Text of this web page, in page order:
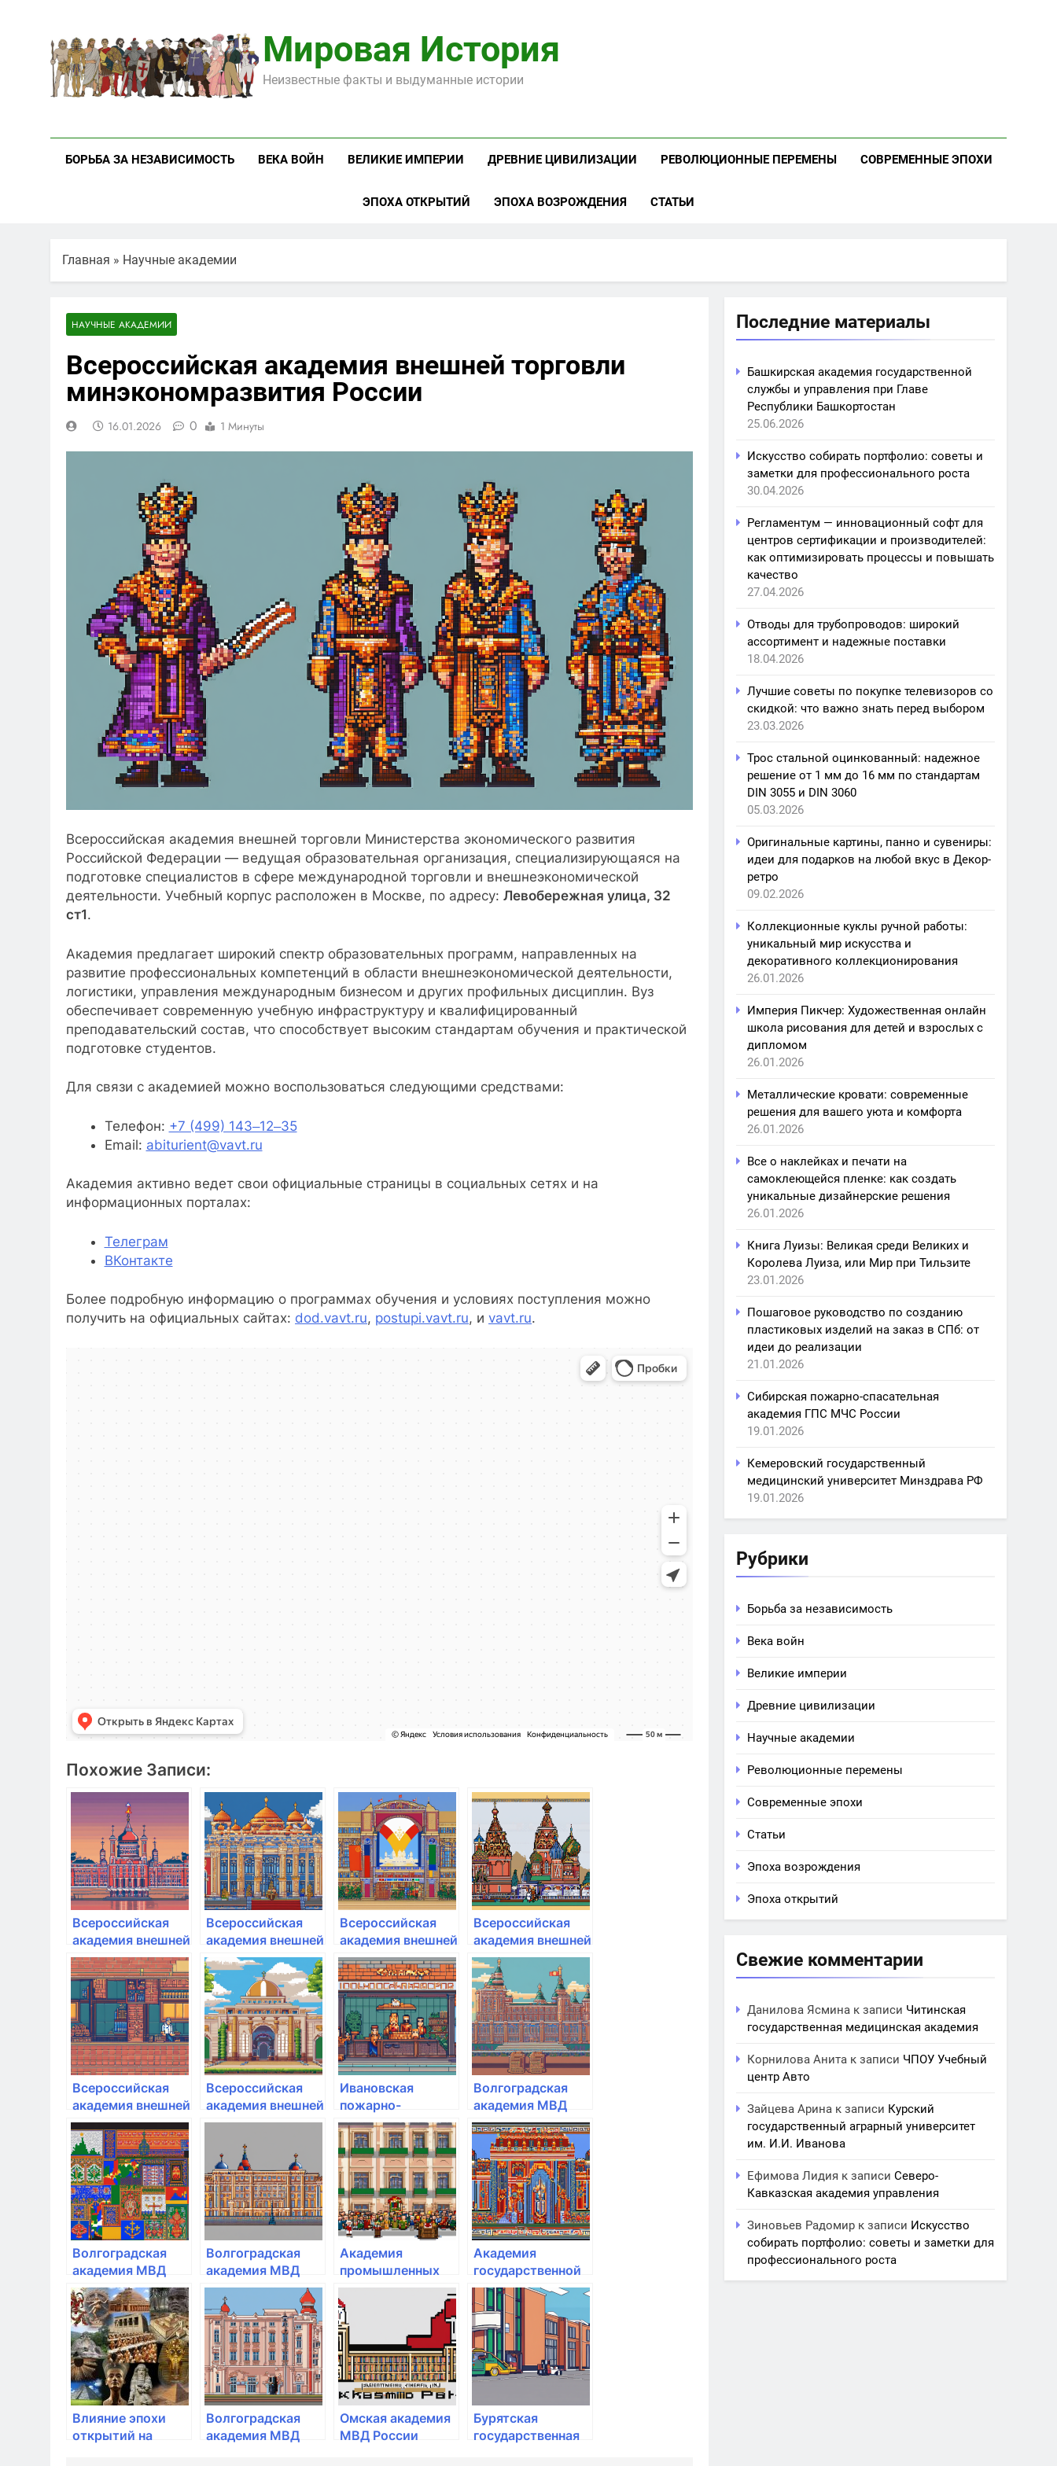
содержимому
Мировая История
Неизвестные факты и выдуманные истории
БОРЬБА ЗА НЕЗАВИСИМОСТЬ ВЕКА ВОЙН ВЕЛИКИЕ ИМПЕРИИ ДРЕВНИЕ ЦИВИЛИЗАЦИИ РЕВОЛЮЦИОННЫЕ ПЕРЕМЕНЫ СОВРЕМЕННЫЕ ЭПОХИ
ЭПОХА ОТКРЫТИЙ ЭПОХА ВОЗРОЖДЕНИЯ СТАТЬИ
Главная » Научные академии
НАУЧНЫЕ АКАДЕМИИ
Всероссийская академия внешней торговли
минэкономразвития России
16.01.2026 0 1 Минуты
Всероссийская академия внешней торговли Министерства экономического развития
Российской Федерации — ведущая образовательная организация, специализирующаяся на
подготовке специалистов в сфере международной торговли и внешнеэкономической
деятельности. Учебный корпус расположен в Москве, по адресу: Левобережная улица, 32
ст1.
Академия предлагает широкий спектр образовательных программ, направленных на
развитие профессиональных компетенций в области внешнеэкономической деятельности,
логистики, управления международным бизнесом и других профильных дисциплин. Вуз
обеспечивает современную учебную инфраструктуру и квалифицированный
преподавательский состав, что способствует высоким стандартам обучения и практической
подготовке студентов.
Для связи с академией можно воспользоваться следующими средствами:
Телефон: +7 (499) 143‒12‒35
Email: abiturient@vavt.ru
Академия активно ведет свои официальные страницы в социальных сетях и на
информационных порталах:
Телеграм
ВКонтакте
Более подробную информацию о программах обучения и условиях поступления можно
получить на официальных сайтах: dod.vavt.ru, postupi.vavt.ru, и vavt.ru.
Похожие Записи:
Всероссийская
академия внешней
торговли
минэкономразвития
России
Всероссийская
академия внешней
торговли
минэкономразвития
России
Всероссийская
академия внешней
торговли
минэкономразвития
России
Всероссийская
академия внешней
торговли
министерства
экономического
развития РФ
Всероссийская
академия внешней
торговли
министерства
экономического
развития РФ
Всероссийская
академия внешней
торговли
экономического
развития РФ
Ивановская
пожарно-
спасательная
Академия ГПС
МЧС России
Волгоградская
академия МВД
России
Волгоградская
академия МВД
России
Волгоградская
академия МВД
России
Академия
промышленных
технологий
Академия
государственной
противопожарной
службы МЧС
России
Влияние эпохи
открытий на
Волгоградская
академия МВД
Омская академия
МВД России
Бурятская
государственная
Последние материалы
Башкирская академия государственной
службы и управления при Главе
Республики Башкортостан
25.06.2026
Искусство собирать портфолио: советы и
заметки для профессионального роста
30.04.2026
Регламентум — инновационный софт для
центров сертификации и производителей:
как оптимизировать процессы и повышать
качество
27.04.2026
Отводы для трубопроводов: широкий
ассортимент и надежные поставки
18.04.2026
Лучшие советы по покупке телевизоров со
скидкой: что важно знать перед выбором
23.03.2026
Трос стальной оцинкованный: надежное
решение от 1 мм до 16 мм по стандартам
DIN 3055 и DIN 3060
05.03.2026
Оригинальные картины, панно и сувениры:
идеи для подарков на любой вкус в Декор-
ретро
09.02.2026
Коллекционные куклы ручной работы:
уникальный мир искусства и
декоративного коллекционирования
26.01.2026
Империя Пикчер: Художественная онлайн
школа рисования для детей и взрослых с
дипломом
26.01.2026
Металлические кровати: современные
решения для вашего уюта и комфорта
26.01.2026
Все о наклейках и печати на
самоклеющейся пленке: как создать
уникальные дизайнерские решения
26.01.2026
Книга Луизы: Великая среди Великих и
Королева Луиза, или Мир при Тильзите
23.01.2026
Пошаговое руководство по созданию
пластиковых изделий на заказ в СПб: от
идеи до реализации
21.01.2026
Сибирская пожарно-спасательная
академия ГПС МЧС России
19.01.2026
Кемеровский государственный
медицинский университет Минздрава РФ
19.01.2026
Рубрики
Борьба за независимость
Века войн
Великие империи
Древние цивилизации
Научные академии
Революционные перемены
Современные эпохи
Статьи
Эпоха возрождения
Эпоха открытий
Свежие комментарии
Данилова Ясмина к записи Читинская
государственная медицинская академия
Корнилова Анита к записи ЧПОУ Учебный
центр Авто
Зайцева Арина к записи Курский
государственный аграрный университет
им. И.И. Иванова
Ефимова Лидия к записиСеверо-
Кавказская академия управления
Зиновьев Радомир к записи Искусство
собирать портфолио: советы и заметки для
профессионального роста